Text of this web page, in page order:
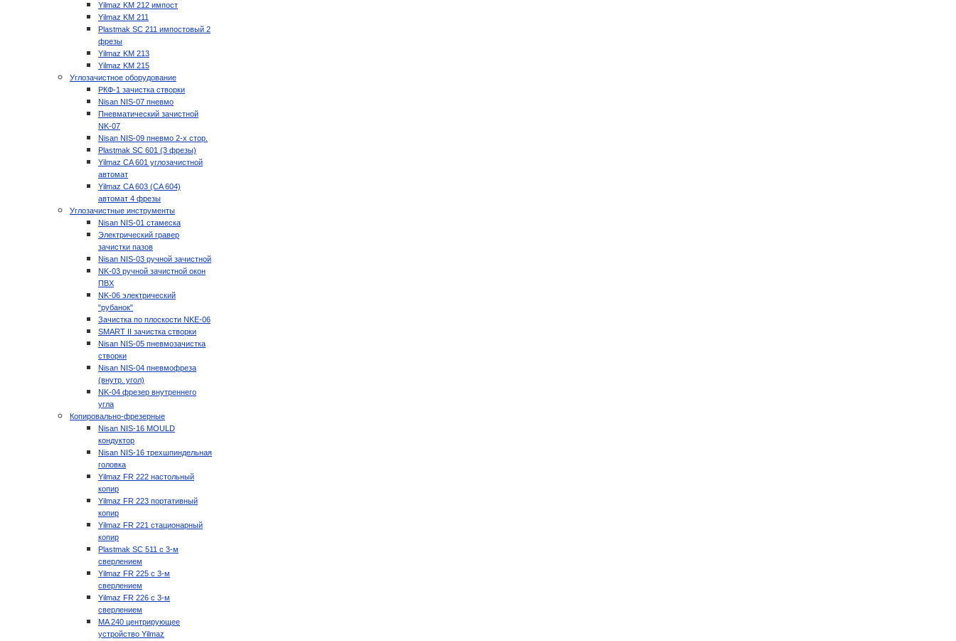
Yilmaz KM 212 импост
Yilmaz KM 211
Plastmak SC 211 импостовый 2
фрезы
Yilmaz KM 213
Yilmaz KM 215
Углозачистное оборудование
РКФ-1 зачистка створки
Nisan NIS-07 пневмо
Пневматический зачистной
NK-07
Nisan NIS-09 пневмо 2-х стор.
Plastmak SC 601 (3 фрезы)
Yilmaz CA 601 углозачистной
автомат
Yilmaz CA 603 (CA 604)
автомат 4 фрезы
Углозачистные инструменты
Nisan NIS-01 стамеска
Электрический гравер
зачистки пазов
Nisan NIS-03 ручной зачистной
NK-03 ручной зачистной окон
ПВХ
NK-06 электрический
"рубанок"
Зачистка по плоскости NKE-06
SMART II зачистка створки
Nisan NIS-05 пневмозачистка
створки
Nisan NIS-04 пневмофреза
(внутр. угол)
NK-04 фрезер внутреннего
угла
Копировально-фрезерные
Nisan NIS-16 MOULD
кондуктор
Nisan NIS-16 трехшпиндельная
головка
Yilmaz FR 222 настольный
копир
Yilmaz FR 223 портативный
копир
Yilmaz FR 221 стационарный
копир
Plastmak SC 511 с 3-м
сверлением
Yilmaz FR 225 с 3-м
сверлением
Yilmaz FR 226 с 3-м
сверлением
MA 240 центрирующее
устройство Yilmaz